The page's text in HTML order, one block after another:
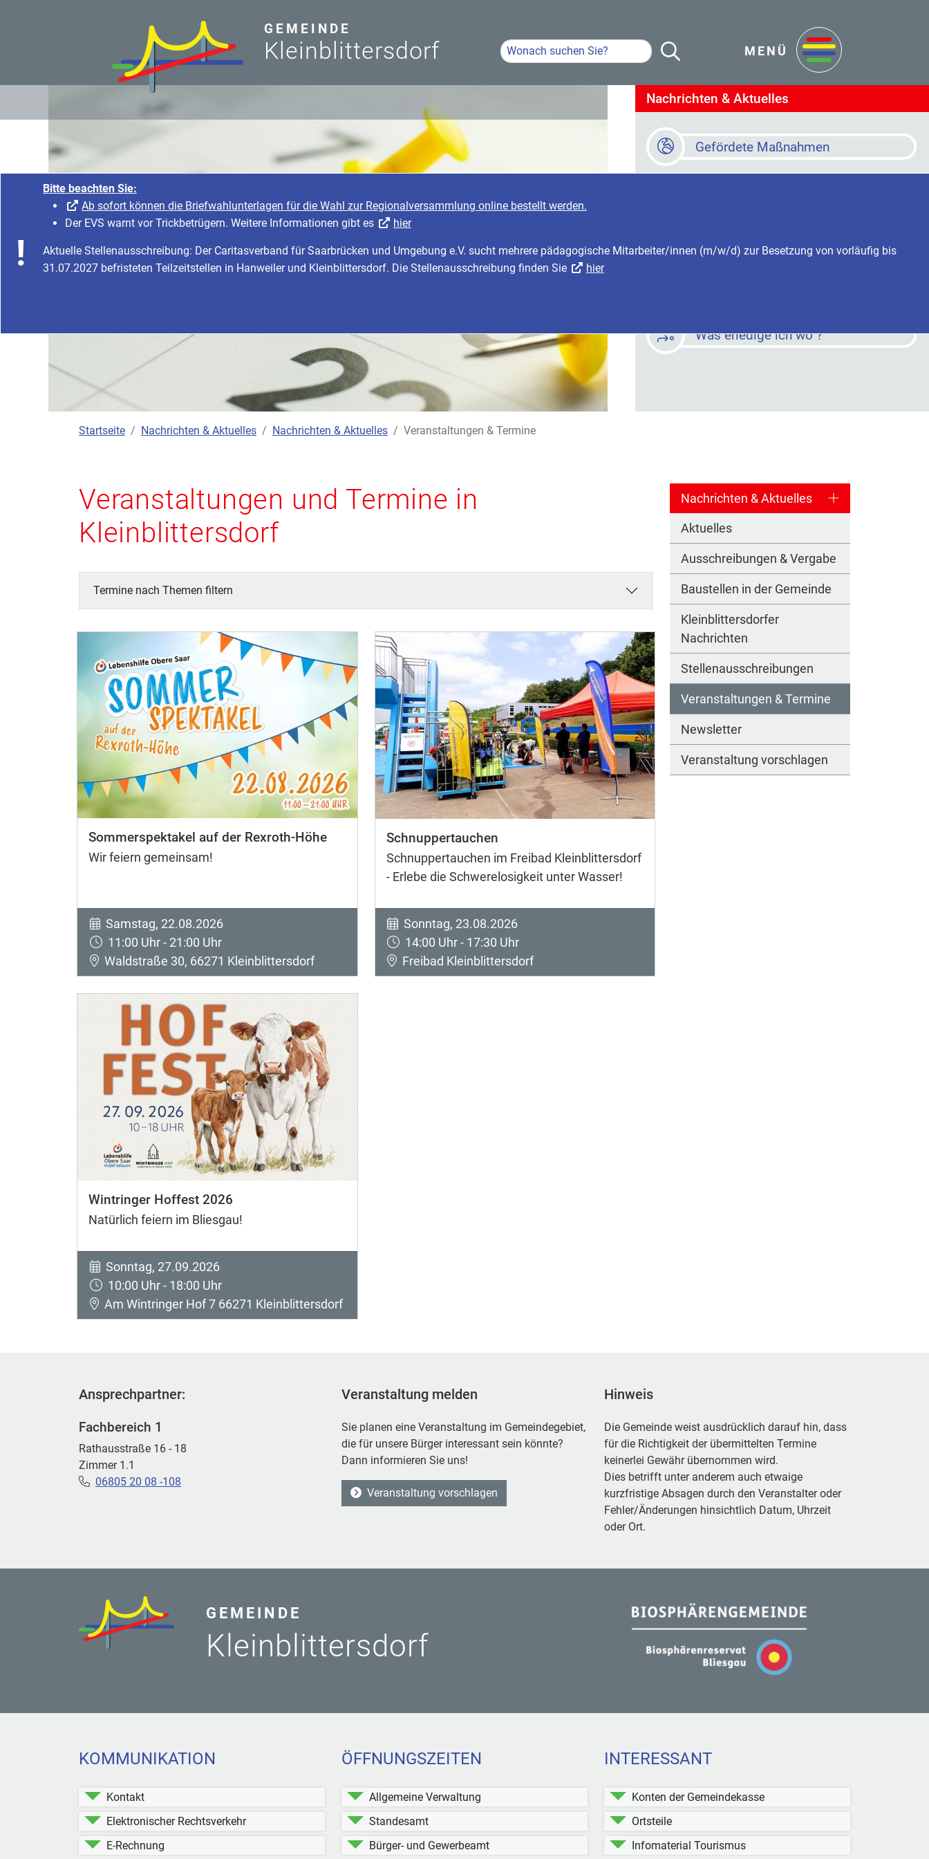
Bitte beachten Sie:
Ab sofort können die Briefwahlunterlagen für die Wahl zur Regionalversammlung online bestellt werden.
Der EVS warnt vor Trickbetrügern. Weitere Informationen gibt es
hier
Aktuelle Stellenausschreibung: Der Caritasverband für Saarbrücken und Umgebung e.V. sucht mehrere pädagogische Mitarbeiter/innen (m/w/d) zur Besetzung von vorläufig bis
31.07.2027 befristeten Teilzeitstellen in Hanweiler und Kleinblittersdorf. Die Stellenausschreibung finden Sie
hier
GEMEINDE
Kleinblittersdorf Volltextsuche
Hier Suchbegriff eingeben Suche Starten
MENÜ
Nachrichten & Aktuelles
Gefördete Maßnahmen
Was erledige ich wo ?
Startseite Nachrichten & Aktuelles Nachrichten & Aktuelles Veranstaltungen & Termine
Nachrichten & Aktuelles
Aktuelles
Ausschreibungen & Vergabe
Baustellen in der Gemeinde
Kleinblittersdorfer
Nachrichten
Stellenausschreibungen
Veranstaltungen & Termine
Newsletter
Veranstaltung vorschlagen
Veranstaltungen und Termine in
Kleinblittersdorf
Termine nach Themen filtern
Sommerspektakel auf der Rexroth-Höhe
Wir feiern gemeinsam!
Samstag, 22.08.2026
11:00 Uhr - 21:00 Uhr
Waldstraße 30, 66271 Kleinblittersdorf
Schnuppertauchen
Schnuppertauchen im Freibad Kleinblittersdorf
- Erlebe die Schwerelosigkeit unter Wasser!
Sonntag, 23.08.2026
14:00 Uhr - 17:30 Uhr
Freibad Kleinblittersdorf
Wintringer Hoffest 2026
Natürlich feiern im Bliesgau!
Sonntag, 27.09.2026
10:00 Uhr - 18:00 Uhr
Am Wintringer Hof 7 66271 Kleinblittersdorf
Ansprechpartner:
Fachbereich 1
Rathausstraße 16 - 18
Zimmer 1.1
06805 20 08 -108
Veranstaltung melden
Sie planen eine Veranstaltung im Gemeindegebiet,
die für unsere Bürger interessant sein könnte?
Dann informieren Sie uns!
Veranstaltung vorschlagen
Hinweis
Die Gemeinde weist ausdrücklich darauf hin, dass
für die Richtigkeit der übermittelten Termine
keinerlei Gewähr übernommen wird.
Dies betrifft unter anderem auch etwaige
kurzfristige Absagen durch den Veranstalter oder
Fehler/Änderungen hinsichtlich Datum, Uhrzeit
oder Ort.
GEMEINDE
Kleinblittersdorf
KOMMUNIKATION
Kontakt
Elektronischer Rechtsverkehr
E-Rechnung
ÖFFNUNGSZEITEN
Allgemeine Verwaltung
Standesamt
Bürger- und Gewerbeamt
INTERESSANT
Konten der Gemeindekasse
Ortsteile
Infomaterial Tourismus